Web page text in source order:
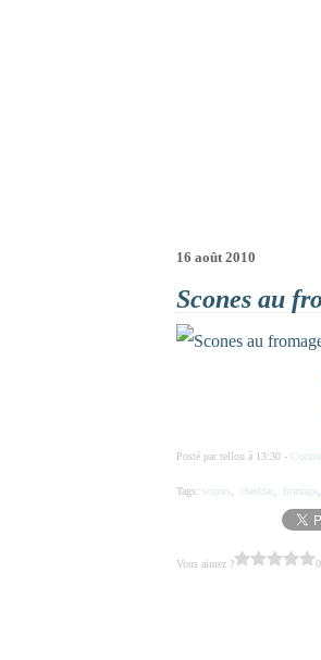
16 août 2010
Scones au
Posté par tellou à 13:30 -
Tags: scones cheddar fromage
Vous aimez ?